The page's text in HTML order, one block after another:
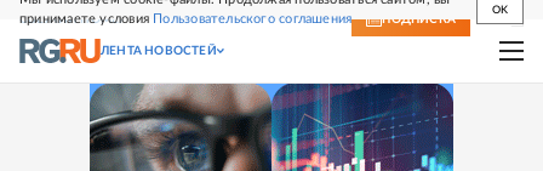
принимаете условия Пользовательского соглашения
OK
СВЕЖИЙ НОМЕР ПОДПИСКА
ЛЕНТА НОВОСТЕЙ